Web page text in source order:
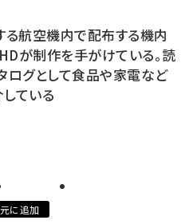
る航空機内で配布する機内
が制作を手がけている。読
ログとして食品や家電など
ている
に追加